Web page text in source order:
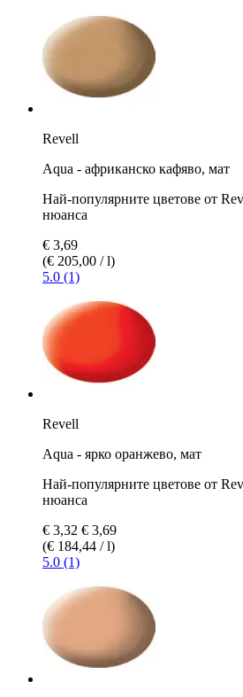
Revell
Aqua - африканско кафяво, мат
Най-популярните цветове от
нюанса
€ 3,69
(€ 205,00 / l)
5.0 (1)
Revell
Aqua - ярко оранжево, мат
Най-популярните цветове от
нюанса
€ 3,32 € 3,69
(€ 184,44 / l)
5.0 (1)